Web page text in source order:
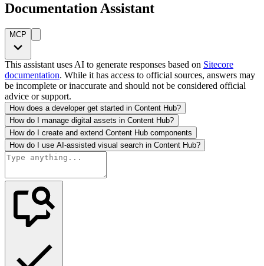
Documentation Assistant
MCP
This assistant uses AI to generate responses based on Sitecore
documentation. While it has access to official sources, answers may
be incomplete or inaccurate and should not be considered official
advice or support.
How does a developer get started in Content Hub?
How do I manage digital assets in Content Hub?
How do I create and extend Content Hub components
How do I use AI-assisted visual search in Content Hub?